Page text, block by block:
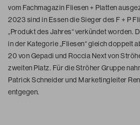
vom Fachmagazin Fliesen + Platten
2023 sind in Essen die Sieger des F + P
„Produkt des Jahres“ verkündet worden.
in der Kategorie „Fliesen“ gleich doppelt
20 von Gepadi und Roccia Next von
zweiten Platz. Für die Ströher Gruppe
Patrick Schneider und Marketingleiter
entgegen.